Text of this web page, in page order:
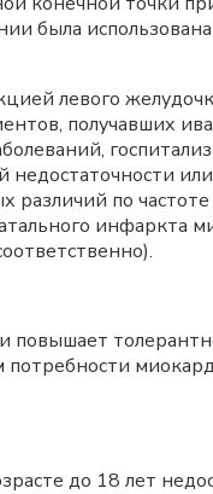
была
левого
получавших
по
инфаркта
до 18 лет